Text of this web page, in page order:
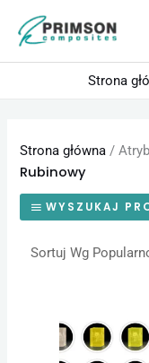
treści
Strona
Strona główna /
Rubinowy
WYSZUKAJ